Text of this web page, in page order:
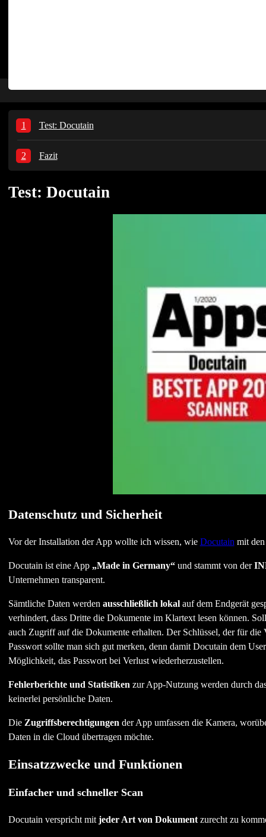
Test: Docutain
Fazit
Test: Docutain
Datenschutz und Sicherheit
Vor der Installation der App wollte ich wissen, wie Docutain mit
Docutain ist eine App „Made in Germany“und stammt von der
Unternehmen transparent.
Sämtliche Daten werden ausschließlich lokalauf dem Endgerät
verhindert, dass Dritte die Dokumente im Klartext lesen können.
auch Zugriff auf die Dokumente erhalten. Der Schlüssel, der für
Passwort sollte man sich gut merken, denn damit Docutain dem
Möglichkeit, das Passwort bei Verlust wiederherzustellen.
Fehlerberichte und Statistiken zur App-Nutzung werden durch
keinerlei persönliche Daten.
Die Zugriffsberechtigungen der App umfassen die Kamera,
Daten in die Cloud übertragen möchte.
Einsatzzwecke und Funktionen
Einfacher und schneller Scan
Docutain verspricht mit jeder Art von Dokumentzurecht zu